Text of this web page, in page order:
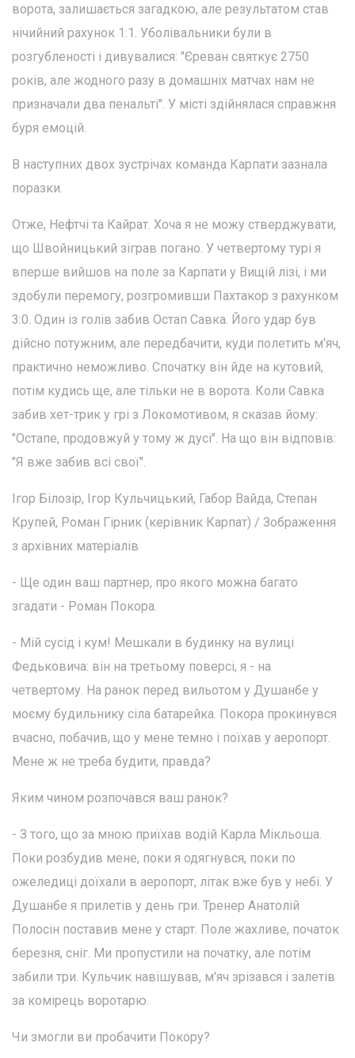
ворота, залишається загадкою, але результатом став
нічийний рахунок 1:1. Уболівальники були в
розгубленості і дивувалися: "Єреван святкує 2750
років, але жодного разу в домашніх матчах нам не
призначали два пенальті". У місті здійнялася справжня
буря емоцій.
В наступних двох зустрічах команда Карпати зазнала
поразки.
Отже, Нефтчі та Кайрат. Хоча я не можу стверджувати,
що Швойницький зіграв погано. У четвертому турі я
вперше вийшов на поле за Карпати у Вищій лізі, і ми
здобули перемогу, розгромивши Пахтакор з рахунком
3:0. Один із голів забив Остап Савка. Його удар був
дійсно потужним, але передбачити, куди полетить м'яч,
практично неможливо. Спочатку він йде на кутовий,
потім кудись ще, але тільки не в ворота. Коли Савка
забив хет-трик у грі з Локомотивом, я сказав йому:
"Остапе, продовжуй у тому ж дусі". На що він відповів:
"Я вже забив всі свої".
Ігор Білозір, Ігор Кульчицький, Габор Вайда, Степан
Крупей, Роман Гірник (керівник Карпат) / Зображення
з архівних матеріалів
- Ще один ваш партнер, про якого можна багато
згадати - Роман Покора.
- Мій сусід і кум! Мешкали в будинку на вулиці
Федьковича: він на третьому поверсі, я - на
четвертому. На ранок перед вильотом у Душанбе у
моєму будильнику сіла батарейка. Покора прокинувся
вчасно, побачив, що у мене темно і поїхав у аеропорт.
Мене ж не треба будити, правда?
Яким чином розпочався ваш ранок?
- З того, що за мною приїхав водій Карла Мікльоша.
Поки розбудив мене, поки я одягнувся, поки по
ожеледиці доїхали в аеропорт, літак вже був у небі. У
Душанбе я прилетів у день гри. Тренер Анатолій
Полосін поставив мене у старт. Поле жахливе, початок
березня, сніг. Ми пропустили на початку, але потім
забили три. Кульчик навішував, м'яч зрізався і залетів
за комірець воротарю.
Чи змогли ви пробачити Покору?